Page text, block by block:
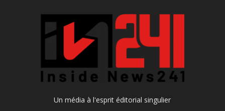
Un média à l'esprit éditorial singulier